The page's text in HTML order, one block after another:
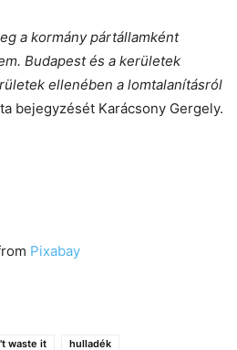
a kormány pártállamként
Budapest és a kerületek
ellenében a lomtalanításról
bejegyzését Karácsony Gergely.
Pixabay
waste it hulladék